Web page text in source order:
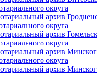
округа
архив
округа
архив
округа
архив
округа
архив